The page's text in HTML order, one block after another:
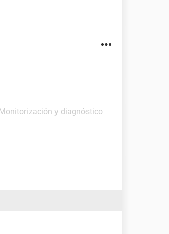
no estoy muy seguro si
y diagnóstico